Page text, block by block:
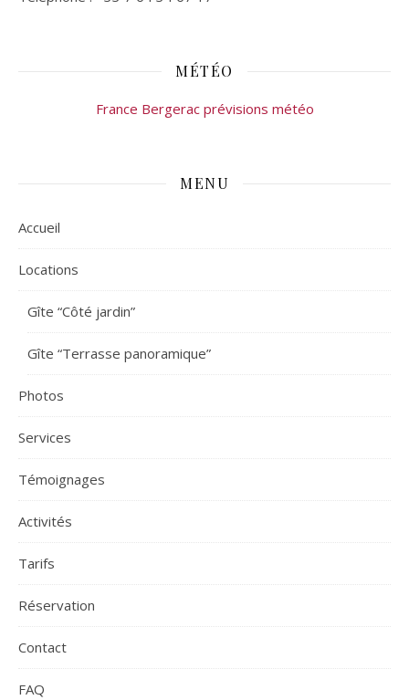
MÉTÉO
France Bergerac prévisions météo
MENU
Accueil
Locations
Gîte “Côté jardin”
Gîte “Terrasse panoramique”
Photos
Services
Témoignages
Activités
Tarifs
Réservation
Contact
FAQ